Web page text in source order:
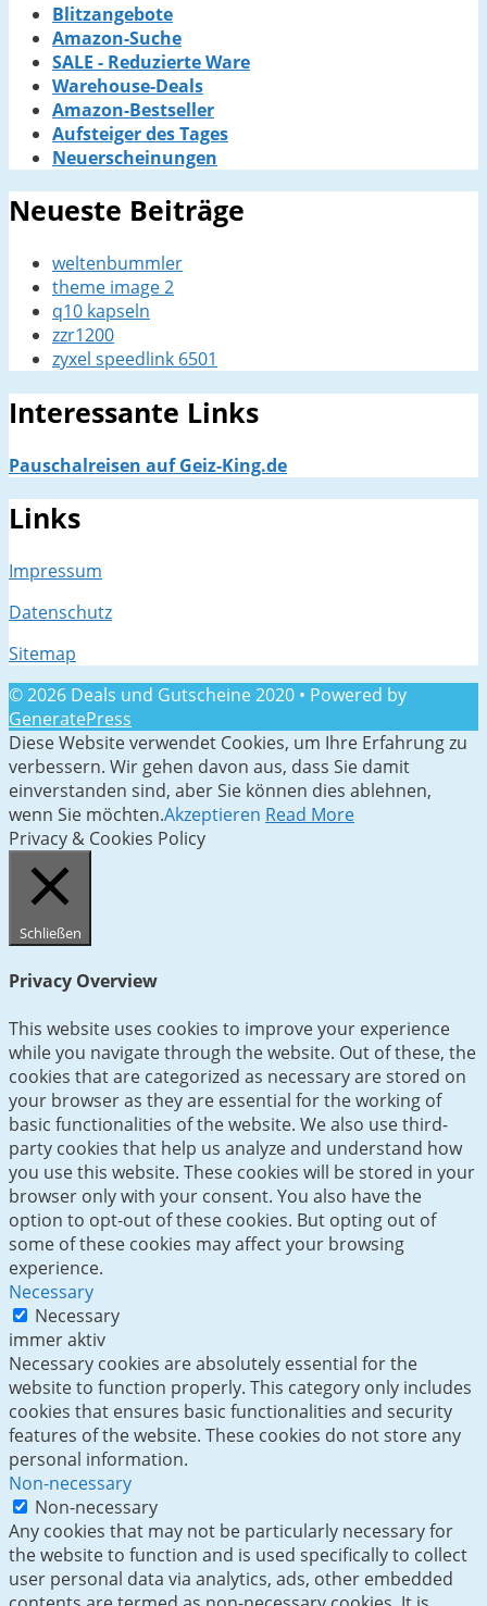
Blitzangebote
Amazon-Suche
SALE - Reduzierte Ware
Warehouse-Deals
Amazon-Bestseller
Aufsteiger des Tages
Neuerscheinungen
Neueste Beiträge
weltenbummler
theme image 2
q10 kapseln
zzr1200
zyxel speedlink 6501
Interessante Links
Pauschalreisen auf Geiz-King.de
Links
Impressum
Datenschutz
Sitemap
© 2026 Deals und Gutscheine 2020 • Powered by
GeneratePress
Diese Website verwendet Cookies, um Ihre Erfahrung zu
verbessern. Wir gehen davon aus, dass Sie damit
einverstanden sind, aber Sie können dies ablehnen,
wenn Sie möchten.Akzeptieren Read More
Privacy & Cookies Policy
Schließen
Privacy Overview
This website uses cookies to improve your experience
while you navigate through the website. Out of these, the
cookies that are categorized as necessary are stored on
your browser as they are essential for the working of
basic functionalities of the website. We also use third-
party cookies that help us analyze and understand how
you use this website. These cookies will be stored in your
browser only with your consent. You also have the
option to opt-out of these cookies. But opting out of
some of these cookies may affect your browsing
experience.
Necessary
Necessary
immer aktiv
Necessary cookies are absolutely essential for the
website to function properly. This category only includes
cookies that ensures basic functionalities and security
features of the website. These cookies do not store any
personal information.
Non-necessary
Non-necessary
Any cookies that may not be particularly necessary for
the website to function and is used specifically to collect
user personal data via analytics, ads, other embedded